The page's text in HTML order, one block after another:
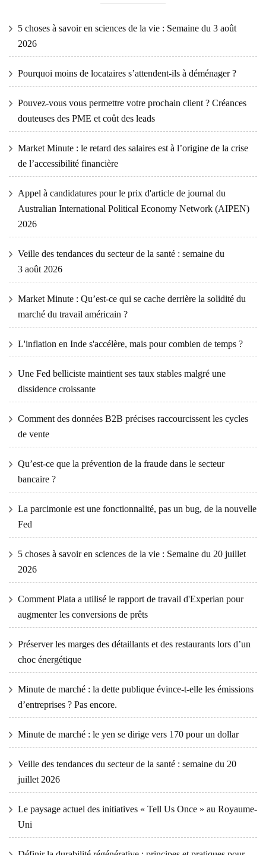
5 choses à savoir en sciences de la vie : Semaine du 3 août
2026
Pourquoi moins de locataires s’attendent-ils à déménager ?
Pouvez-vous vous permettre votre prochain client ? Créances
douteuses des PME et coût des leads
Market Minute : le retard des salaires est à l’origine de la crise
de l’accessibilité financière
Appel à candidatures pour le prix d'article de journal du
Australian International Political Economy Network (AIPEN)
2026
Veille des tendances du secteur de la santé : semaine du
3 août 2026
Market Minute : Qu’est-ce qui se cache derrière la solidité du
marché du travail américain ?
L'inflation en Inde s'accélère, mais pour combien de temps ?
Une Fed belliciste maintient ses taux stables malgré une
dissidence croissante
Comment des données B2B précises raccourcissent les cycles
de vente
Qu’est-ce que la prévention de la fraude dans le secteur
bancaire ?
La parcimonie est une fonctionnalité, pas un bug, de la nouvelle
Fed
5 choses à savoir en sciences de la vie : Semaine du 20 juillet
2026
Comment Plata a utilisé le rapport de travail d'Experian pour
augmenter les conversions de prêts
Préserver les marges des détaillants et des restaurants lors d’un
choc énergétique
Minute de marché : la dette publique évince-t-elle les émissions
d’entreprises ? Pas encore.
Minute de marché : le yen se dirige vers 170 pour un dollar
Veille des tendances du secteur de la santé : semaine du 20
juillet 2026
Le paysage actuel des initiatives « Tell Us Once » au Royaume-
Uni